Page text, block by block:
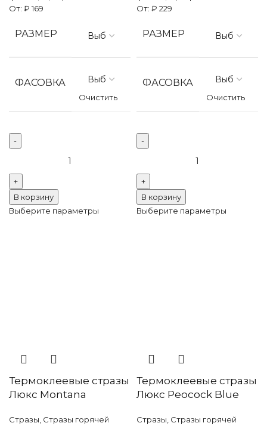
От: ₽ 169
РАЗМЕР
ФАСОВКА
Очистить
Термоклеевые
стразы
Люкс
Jet
В корзину
Выберите параметры
От: ₽ 229
РАЗМЕР
ФАСОВКА
Очистить
Термоклеевые
стразы
Люкс
Lt.pink
В корзину
Выберите параметры
Термоклеевые стразы
Люкс Montana
Стразы Стразы горячей
Термоклеевые стразы
Люкс Peocock Blue
Стразы Стразы горячей